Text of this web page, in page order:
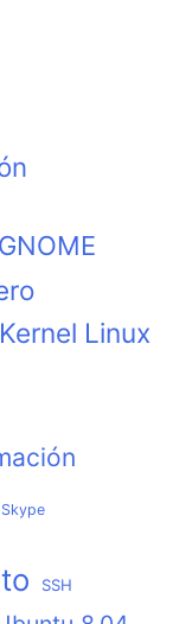
GNOME
Kernel Linux
Skype
SSH